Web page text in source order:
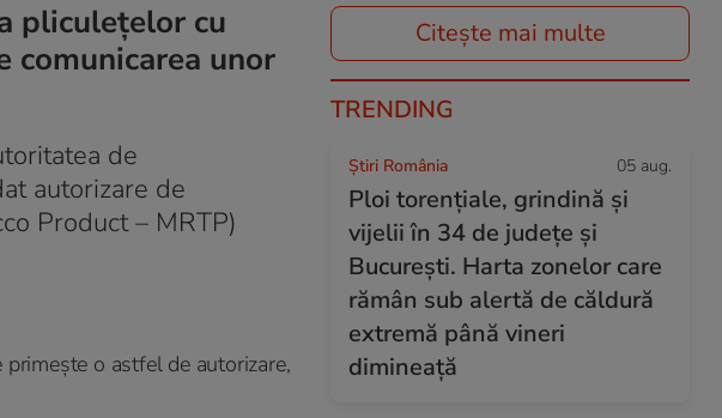
pliculețelor cu
comunicarea unor
de
autorizare de
Product – MRTP)
o astfel de autorizare,
Citește mai multe
TRENDING
Știri România 05 aug.
Ploi torențiale, grindină și
vijelii în 34 de județe și
București. Harta zonelor care
rămân sub alertă de căldură
extremă până vineri
dimineață